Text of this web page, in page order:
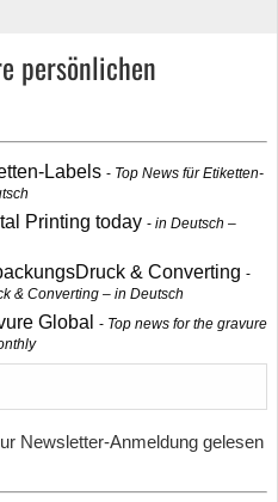
persönlichen
Labels
Top News für Etiketten-
Printing today
in Deutsch –
& Converting
& Converting – in Deutsch
Global
Top news for the gravure
Newsletter-Anmeldung gelesen